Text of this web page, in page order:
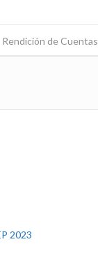
Rendición de Cuentas
2023